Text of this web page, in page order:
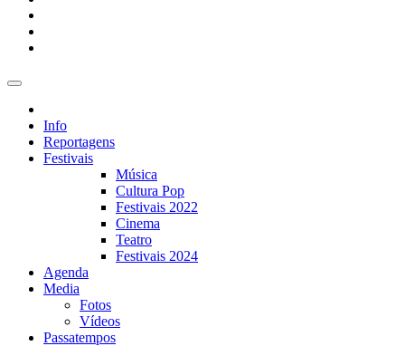
Info
Reportagens
Festivais
Música
Cultura Pop
Festivais 2022
Cinema
Teatro
Festivais 2024
Agenda
Media
Fotos
Vídeos
Passatempos